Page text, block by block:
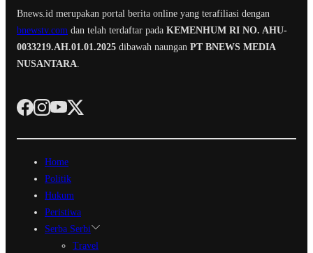
Bnews.id merupakan portal berita online yang terafiliasi dengan
bnewstv.com dan telah terdaftar pada KEMENHUM RI NO. AHU-
0033219.AH.01.01.2025 dibawah naungan PT BNEWS MEDIA
NUSANTARA.
Home
Politik
Hukum
Peristiwa
Serba Serbi
Travel